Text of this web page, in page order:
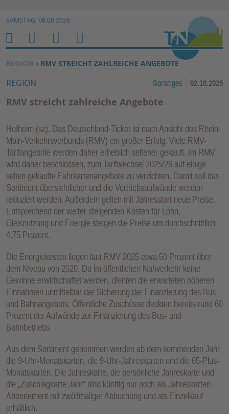
Zum Inhalt springen ↓
SAMSTAG, 08.08.2026
SIE BEFINDEN SICH HIER:
REGION › RMV STREICHT ZAHLREICHE ANGEBOTE
REGION Sonstiges 02.10.2025
RMV streicht zahlreiche Angebote
Hofheim (sz). Das Deutschland-Ticket ist nach Ansicht des Rhein-
Main-Verkehrsverbunds (RMV) ein großer Erfolg. Viele RMV-
Tarifangebote werden daher erheblich seltener gekauft. Im RMV
wird daher beschlossen, zum Tarifwechsel 2025/26 auf einige
selten gekaufte Fahrkartenangebote zu verzichten. Damit soll das
Sortiment übersichtlicher und die Vertriebsaufwände werden
reduziert werden. Außerdem gelten mit Jahresstart neue Preise.
Entsprechend der weiter steigenden Kosten für Lohn,
Gleisnutzung und Energie steigen die Preise um durchschnittlich
4,75 Prozent.
Die Energiekosten liegen laut RMV 2025 etwa 50 Prozent über
dem Niveau von 2020. Da im öffentlichen Nahverkehr keine
Gewinne erwirtschaftet werden, dienten die erwarteten höheren
Einnahmen unmittelbar der Sicherung der Finanzierung des Bus-
und Bahnangebots. Öffentliche Zuschüsse deckten bereits rund 60
Prozent der Aufwände zur Finanzierung des Bus- und
Bahnbetriebs.
Aus dem Sortiment genommen werden ab dem kommenden Jahr
die 9-Uhr-Monatskarten, die 9-Uhr-Jahreskarten und die 65-Plus-
Monatskarten. Die Jahreskarte, die persönliche Jahreskarte und
die „Zuschlagkarte Jahr“ sind künftig nur noch als Jahreskarten-
Abonnement mit zwölfmaliger Abbuchung und als Einzelkauf
erhältlich.
H
O
M
E
M
E
N
U
S
U
E
B
E
T
E
R
F
U
N
K
TI
O
N
N